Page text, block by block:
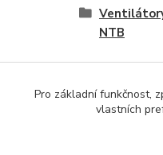
NTB
Pro základní funkčnost,
vlastních